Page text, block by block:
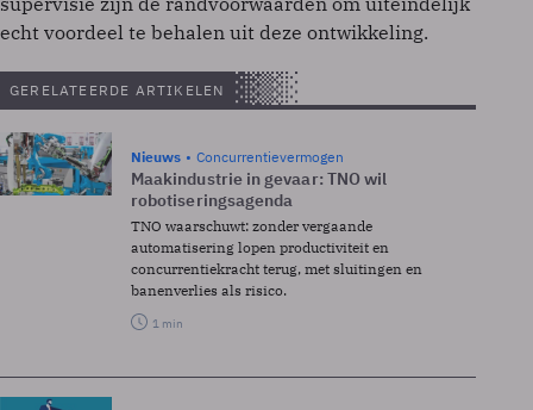
echt voordeel te behalen uit deze ontwikkeling.
GERELATEERDE ARTIKELEN
Nieuws Concurrentievermogen
Maakindustrie in gevaar: TNO wil
robotiseringsagenda
TNO waarschuwt: zonder vergaande
automatisering lopen productiviteit en
concurrentiekracht terug, met sluitingen en
banenverlies als risico.
1 min